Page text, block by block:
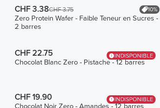
CHF 3.38CHF 3.75 10%
Zero Protein Wafer - Faible Teneur en Sucres -
2 barres
INDISPONIBLE
CHF 22.75
Chocolat Blanc Zero - Pistache - 12 barres
INDISPONIBLE
CHF 19.90
Chocolat Noir Zero - Amandes - 12 barres